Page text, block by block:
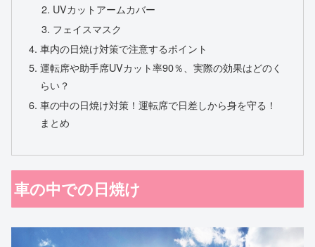
UVカットアームカバー
フェイスマスク
車内の日焼け対策で注意するポイント
運転席や助手席UVカット率90％、実際の効果はどのく
らい？
車の中の日焼け対策！運転席で日差しから身を守る！
まとめ
車の中での日焼け